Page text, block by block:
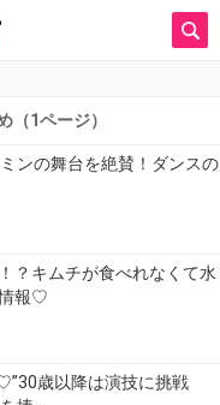
1ページ）
ンの舞台を絶賛！ダンスの
？キムチが食べれなくて水
報♡
歳以降は演技に挑戦